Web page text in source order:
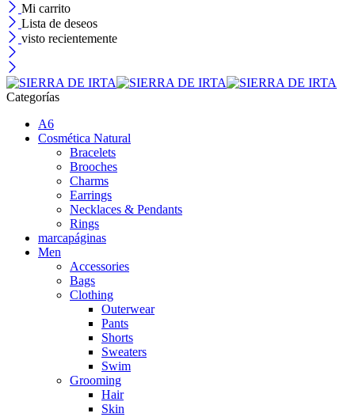
Mi carrito
Lista de deseos
visto recientemente
Categorías
A6
Cosmética Natural
Bracelets
Brooches
Charms
Earrings
Necklaces & Pendants
Rings
marcapáginas
Men
Accessories
Bags
Clothing
Outerwear
Pants
Shorts
Sweaters
Swim
Grooming
Hair
Skin